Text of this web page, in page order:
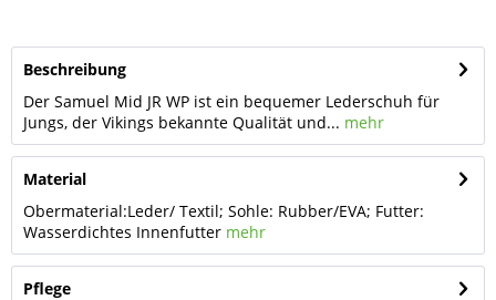
Beschreibung
Der Samuel Mid JR WP ist ein bequemer Lederschuh für
Jungs, der Vikings bekannte Qualität und... mehr
Material
Obermaterial:Leder/ Textil; Sohle: Rubber/EVA; Futter:
Wasserdichtes Innenfutter mehr
Pflege